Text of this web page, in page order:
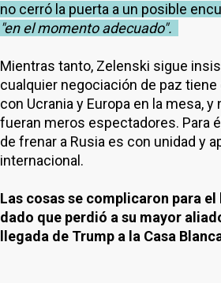
no cerró la puerta a un posible
"en el momento adecuado".
Mientras tanto, Zelenski sigue
cualquier negociación de paz
con Ucrania y Europa en la mesa, y
fueran meros espectadores. Para
de frenar a Rusia es con unidad y
internacional.
Las cosas se complicaron para
dado que perdió a su mayor
llegada de Trump a la Casa